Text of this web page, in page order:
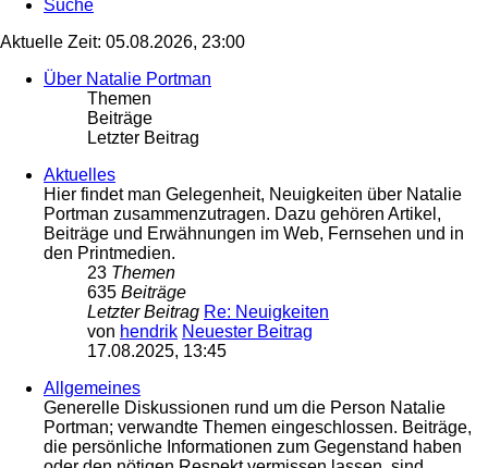
Suche
Aktuelle Zeit: 05.08.2026, 23:00
Über Natalie Portman
Themen
Beiträge
Letzter Beitrag
Aktuelles
Hier findet man Gelegenheit, Neuigkeiten über Natalie
Portman zusammenzutragen. Dazu gehören Artikel,
Beiträge und Erwähnungen im Web, Fernsehen und in
den Printmedien.
23 Themen
635 Beiträge
Letzter Beitrag Re: Neuigkeiten
von hendrik Neuester Beitrag
17.08.2025, 13:45
Allgemeines
Generelle Diskussionen rund um die Person Natalie
Portman; verwandte Themen eingeschlossen. Beiträge,
die persönliche Informationen zum Gegenstand haben